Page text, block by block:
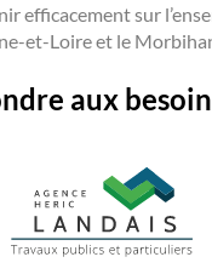
efficacement sur
et-Loire et le
aux